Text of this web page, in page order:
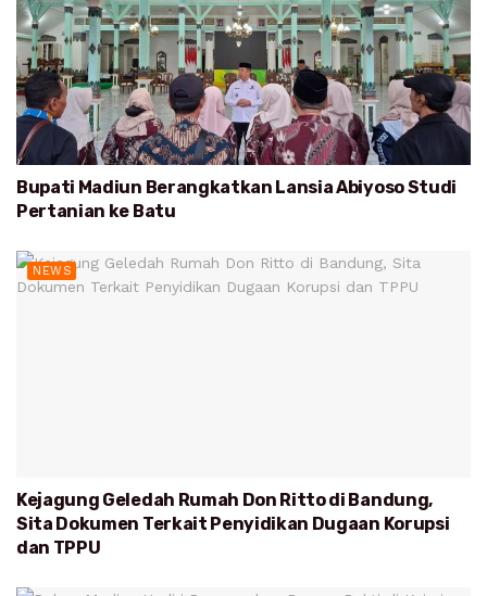
Bupati Madiun Berangkatkan Lansia Abiyoso Studi
Pertanian ke Batu
NEWS
Kejagung Geledah Rumah Don Ritto di Bandung,
Sita Dokumen Terkait Penyidikan Dugaan Korupsi
dan TPPU